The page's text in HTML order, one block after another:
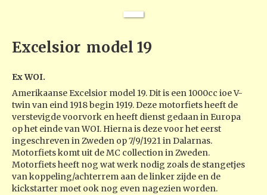
Excelsior model 19
Ex WOI.
Amerikaanse Excelsior model 19. Dit is een 1000cc ioe V-
twin van eind 1918 begin 1919. Deze motorfiets heeft de
verstevigde voorvork en heeft dienst gedaan in Europa
op het einde van WOI. Hierna is deze voor het eerst
ingeschreven in Zweden op 7/9/1921 in Dalarnas.
Motorfiets komt uit de MC collection in Zweden.
Motorfiets heeft nog wat werk nodig zoals de stangetjes
van koppeling/achterrem aan de linker zijde en de
kickstarter moet ook nog even nagezien worden.